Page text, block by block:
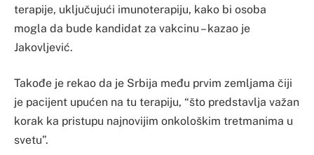
terapije, uključujući imunoterapiju, kako bi osoba
mogla da bude kandidat za vakcinu – kazao je
Jakovljević.
Takođe je rekao da je Srbija među prvim zemljama čiji
je pacijent upućen na tu terapiju, “što predstavlja važan
korak ka pristupu najnovijim onkološkim tretmanima u
svetu”.